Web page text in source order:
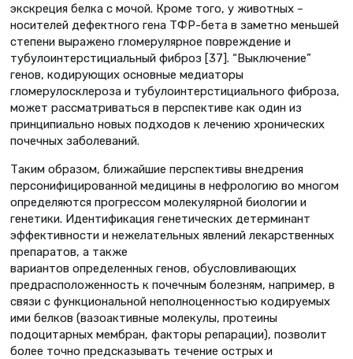
экскреция белка с мочой. Кроме того, у животных –
носителей дефектного гена ТФР-бета в заметно меньшей
степени выражено гломерулярное повреждение и
тубулоинтерстициальный фиброз [37]. “Выключение”
генов, кодирующих основные медиаторы
гломерулосклероза и тубулоинтерстициального фиброза,
может рассматриваться в перспективе как один из
принципиально новых подходов к лечению хронических
почечных заболеваний.
Таким образом, ближайшие перспективы внедрения
персонифицированной медицины в нефрологию во многом
определяются прогрессом молекулярной биологии и
генетики. Идентификация генетических детерминант
эффективности и нежелательных явлений лекарственных
препаратов, а также
вариантов определенных генов, обусловливающих
предрасположенность к почечным болезням, например, в
связи с функциональной неполноценностью кодируемых
ими белков (вазоактивные молекулы, протеины
подоцитарных мембран, факторы репарации), позволит
более точно предсказывать течение острых и